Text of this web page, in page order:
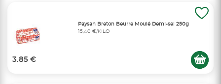
Paysan Breton Beurre Moulé Demi-sel 250g
15,40 €/KILO
3.85 €